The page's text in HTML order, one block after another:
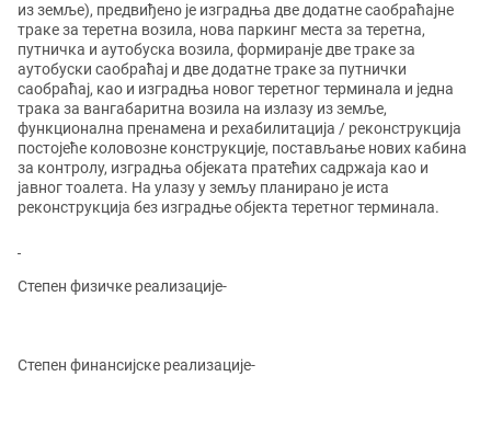
из земље), предвиђено је изградња две додатне саобраћајне
траке за теретна возила, нова паркинг места за теретна,
путничка и аутобуска возила, формиранје две траке за
аутобуски саобраћај и две додатне траке за путнички
саобраћај, као и изградња новог теретног терминала и једна
трака за вангабаритна возила на излазу из земље,
функционална пренамена и рехабилитација / реконструкција
постојеће коловозне конструкције, постављање нових кабина
за контролу, изградња објеката пратећих садржаја као и
јавног тоалета. На улазу у земљу планирано је иста
реконструкција без изградње објекта теретног терминала.
Степен физичке реализације-
Степен финансијске реализације-